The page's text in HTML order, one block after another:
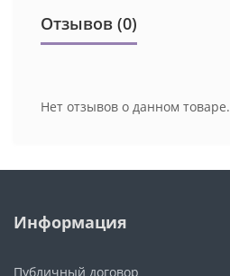
Отзывов (0)
Нет отзывов о данном товаре.
Информация
Публичный договор